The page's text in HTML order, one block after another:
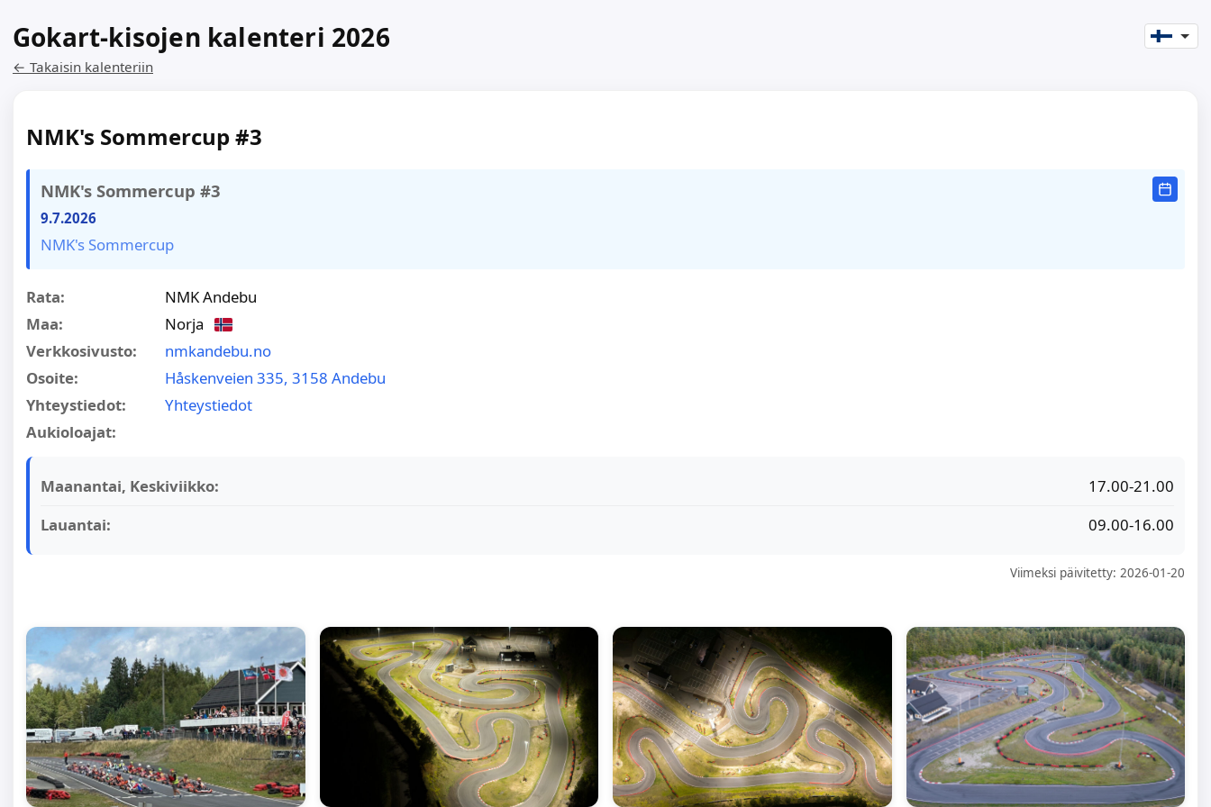
Gokart-kisojen kalenteri 2026
← Takaisin kalenteriin
NMK's Sommercup #3
NMK's Sommercup #3
9.7.2026
NMK's Sommercup
Rata:
NMK Andebu
Maa:
Norja
Verkkosivusto:
nmkandebu.no
Osoite:
Håskenveien 335, 3158 Andebu
Yhteystiedot:
Yhteystiedot
Aukioloajat:
Maanantai, Keskiviikko:
17.00-21.00
Lauantai:
09.00-16.00
Viimeksi päivitetty: 2026-01-20